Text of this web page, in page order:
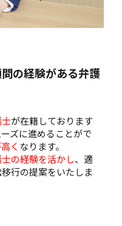
の経験がある弁護
が在籍しております
ズに進めることがで
く なります。
の経験を活かし、適
行の提案をいたしま